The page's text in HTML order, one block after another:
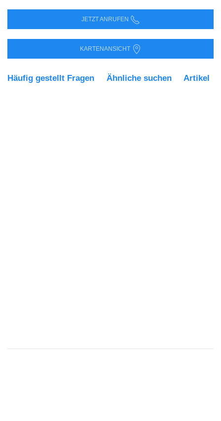
JETZT ANRUFEN
KARTENANSICHT
Häufig gestellt Fragen Ähnliche suchen Artikel